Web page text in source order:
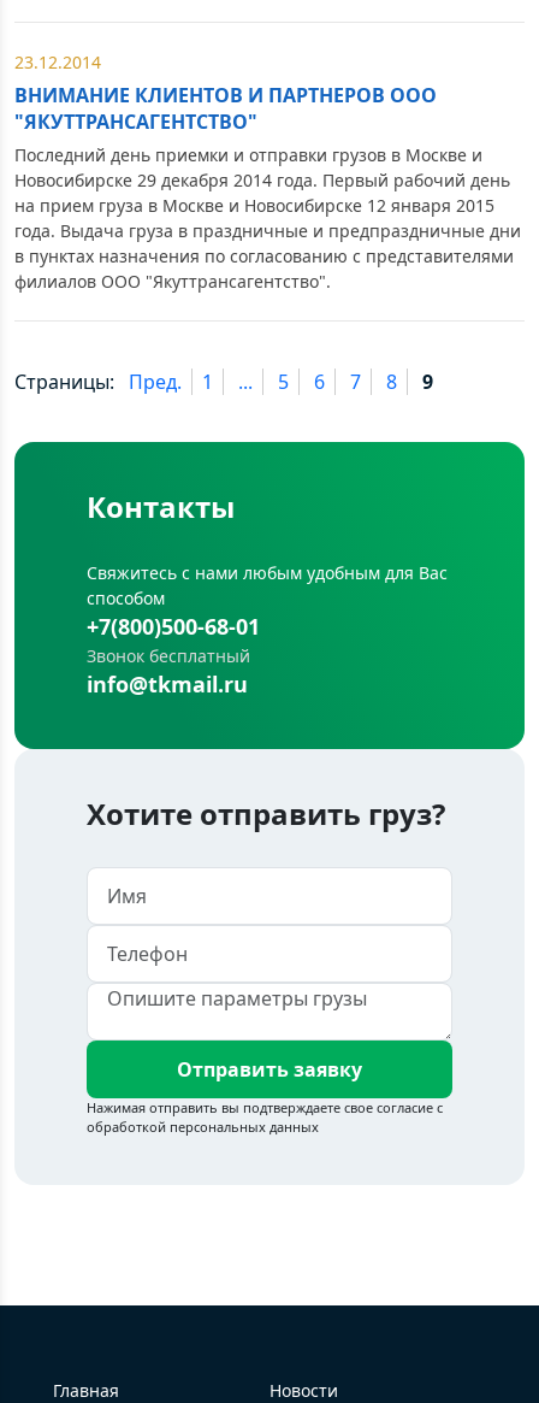
23.12.2014
ВНИМАНИЕ КЛИЕНТОВ И ПАРТНЕРОВ ООО
"ЯКУТТРАНСАГЕНТСТВО"
Последний день приемки и отправки грузов в Москве и
Новосибирске 29 декабря 2014 года. Первый рабочий день
на прием груза в Москве и Новосибирске 12 января 2015
года. Выдача груза в праздничные и предпраздничные дни
в пунктах назначения по согласованию с представителями
филиалов ООО "Якуттрансагентство".
Страницы: Пред. 1 ... 5 6 7 8 9
Контакты
Свяжитесь с нами любым удобным для Вас
способом
+7(800)500-68-01
Звонок бесплатный
info@tkmail.ru
Хотите отправить груз?
Отправить заявку
Главная
Новости